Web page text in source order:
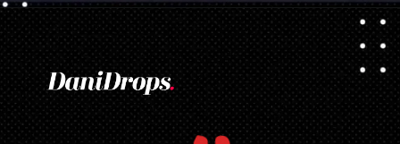
Opening https://danidrops.com.br/corte-de-cabelo-long-bob/